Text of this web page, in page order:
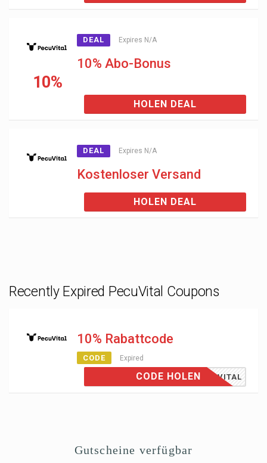
10%
DEAL Expires N/A
10% Abo-Bonus
HOLEN DEAL
DEAL Expires N/A
Kostenloser Versand
HOLEN DEAL
Recently Expired PecuVital Coupons
10% Rabattcode
CODE Expired
ECUVITAL
CODE HOLEN
Gutscheine verfügbar